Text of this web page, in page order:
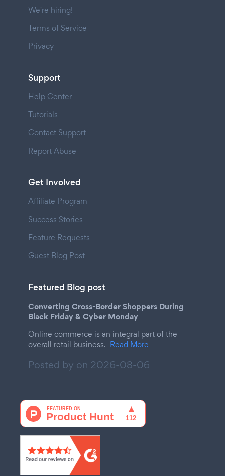
We're hiring!
Terms of Service
Privacy
Support
Help Center
Tutorials
Contact Support
Report Abuse
Get Involved
Affiliate Program
Success Stories
Feature Requests
Guest Blog Post
Featured Blog post
Converting Cross-Border Shoppers During
Black Friday & Cyber Monday
Online commerce is an integral part of the
overall retail business. Read More
Posted by on 2026-08-06